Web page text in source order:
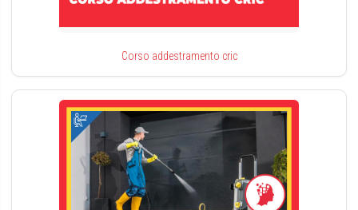
Corso addestramento cric